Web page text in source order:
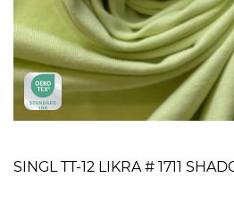
SINGL TT-12 LIKRA # 1711